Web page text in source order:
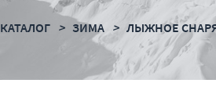
КАТАЛОГ ЗИМА ЛЫЖНОЕ